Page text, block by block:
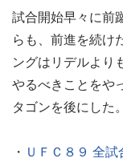
試合開始早々に前
らも、前進を続け
ングはリデルより
やるべきことをや
タゴンを後にした。
・ ＵＦＣ８９ 全